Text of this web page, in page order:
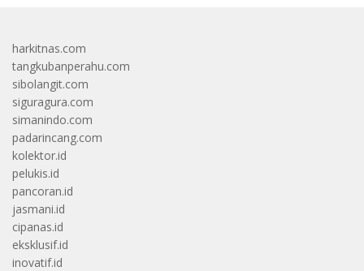
harkitnas.com
tangkubanperahu.com
sibolangit.com
siguragura.com
simanindo.com
padarincang.com
kolektor.id
pelukis.id
pancoran.id
jasmani.id
cipanas.id
eksklusif.id
inovatif.id